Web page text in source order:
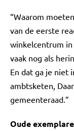
“Waarom
van de eerste
winkelcentrum in
vaak nog als
En dat ga je niet
ambtsketen,
gemeenteraad.”
Oude